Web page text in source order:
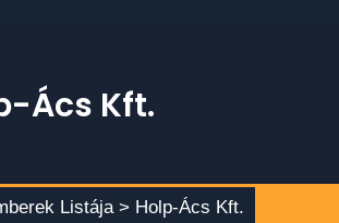
Ács Kft.
Listája > Holp-Ács Kft.